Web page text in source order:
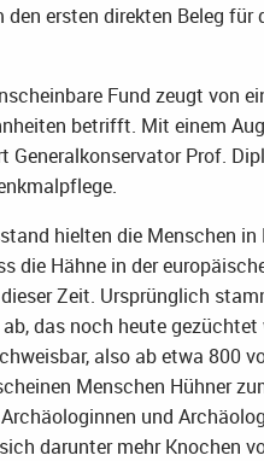
ersten direkten Beleg
Fund zeugt von
betrifft. Mit einem
Generalkonservator Prof.
hielten die Menschen
die Hähne in der
Zeit. Ursprünglich
das noch heute
also ab etwa 800
Menschen Hühner
und
darunter mehr Knochen